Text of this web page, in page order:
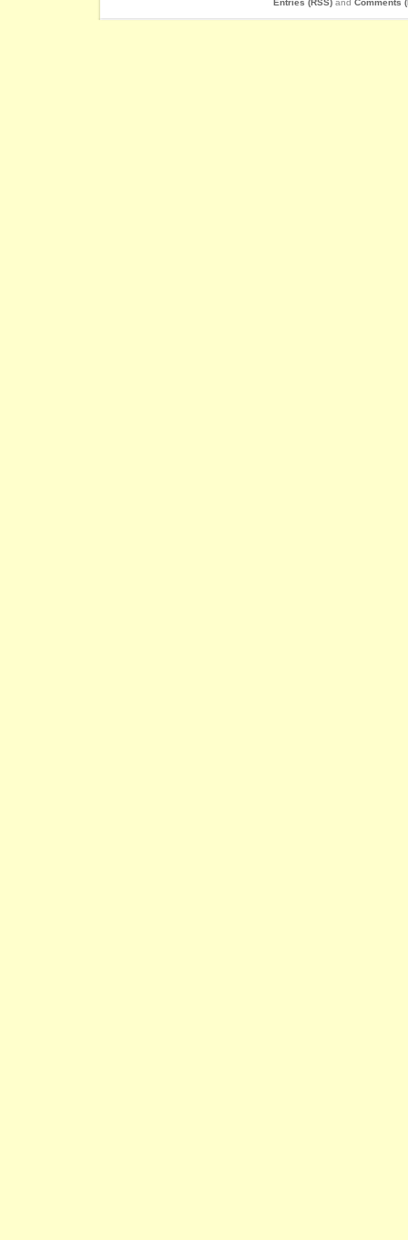
Entries (RSS) and Comments